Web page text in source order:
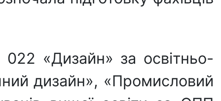
«Дизайн» за освітньо-
дизайн», «Промисловий